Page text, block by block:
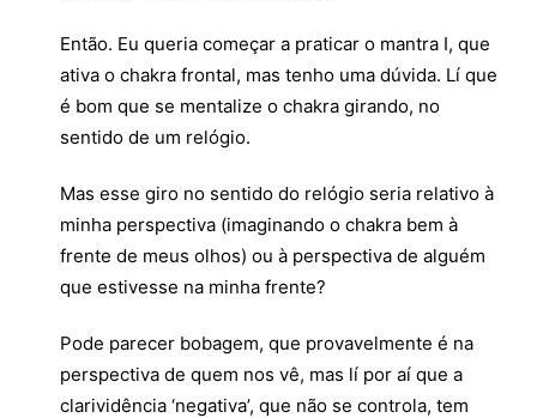
Então. Eu queria começar a praticar o mantra I, que
ativa o chakra frontal, mas tenho uma dúvida. Lí que
é bom que se mentalize o chakra girando, no
sentido de um relógio.
Mas esse giro no sentido do relógio seria relativo à
minha perspectiva (imaginando o chakra bem à
frente de meus olhos) ou à perspectiva de alguém
que estivesse na minha frente?
Pode parecer bobagem, que provavelmente é na
perspectiva de quem nos vê, mas lí por aí que a
clarividência ‘negativa’, que não se controla, tem